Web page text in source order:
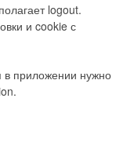
logout.
и cookie с
в приложении нужно